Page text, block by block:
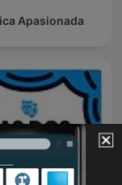
Apasionada